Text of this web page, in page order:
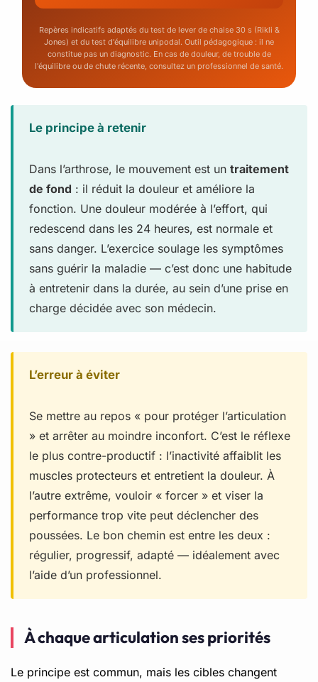
Repères indicatifs adaptés du test de lever de chaise 30 s (Rikli &
Jones) et du test d'équilibre unipodal. Outil pédagogique : il ne
constitue pas un diagnostic. En cas de douleur, de trouble de
l'équilibre ou de chute récente, consultez un professionnel de santé.
Le principe à retenir
Dans l’arthrose, le mouvement est un traitement
de fond : il réduit la douleur et améliore la
fonction. Une douleur modérée à l’effort, qui
redescend dans les 24 heures, est normale et
sans danger. L’exercice soulage les symptômes
sans guérir la maladie — c’est donc une habitude
à entretenir dans la durée, au sein d’une prise en
charge décidée avec son médecin.
L’erreur à éviter
Se mettre au repos « pour protéger l’articulation
» et arrêter au moindre inconfort. C’est le réflexe
le plus contre-productif : l’inactivité affaiblit les
muscles protecteurs et entretient la douleur. À
l’autre extrême, vouloir « forcer » et viser la
performance trop vite peut déclencher des
poussées. Le bon chemin est entre les deux :
régulier, progressif, adapté — idéalement avec
l’aide d’un professionnel.
À chaque articulation ses priorités
Le principe est commun, mais les cibles changent